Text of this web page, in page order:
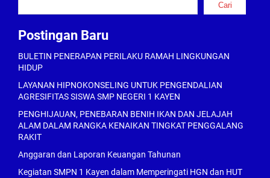
Cari
Postingan Baru
BULETIN PENERAPAN PERILAKU RAMAH LINGKUNGAN
HIDUP
LAYANAN HIPNOKONSELING UNTUK PENGENDALIAN
AGRESIFITAS SISWA SMP NEGERI 1 KAYEN
PENGHIJAUAN, PENEBARAN BENIH IKAN DAN JELAJAH
ALAM DALAM RANGKA KENAIKAN TINGKAT PENGGALANG
RAKIT
Anggaran dan Laporan Keuangan Tahunan
Kegiatan SMPN 1 Kayen dalam Memperingati HGN dan HUT